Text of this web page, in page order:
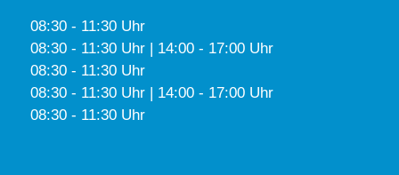
08:30 - 11:30 Uhr
08:30 - 11:30 Uhr | 14:00 - 17:00 Uhr
08:30 - 11:30 Uhr
08:30 - 11:30 Uhr | 14:00 - 17:00 Uhr
08:30 - 11:30 Uhr